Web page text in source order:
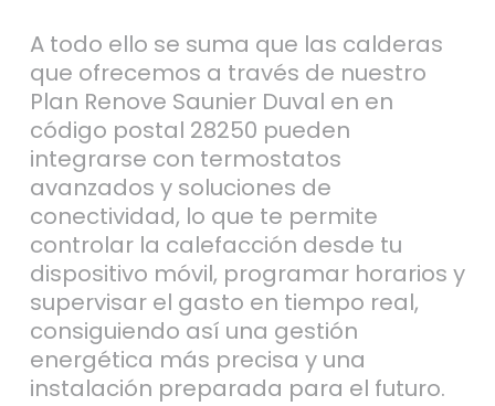
A todo ello se suma que las calderas
que ofrecemos a través de nuestro
Plan Renove Saunier Duval en en
código postal 28250 pueden
integrarse con termostatos
avanzados y soluciones de
conectividad, lo que te permite
controlar la calefacción desde tu
dispositivo móvil, programar horarios y
supervisar el gasto en tiempo real,
consiguiendo así una gestión
energética más precisa y una
instalación preparada para el futuro.